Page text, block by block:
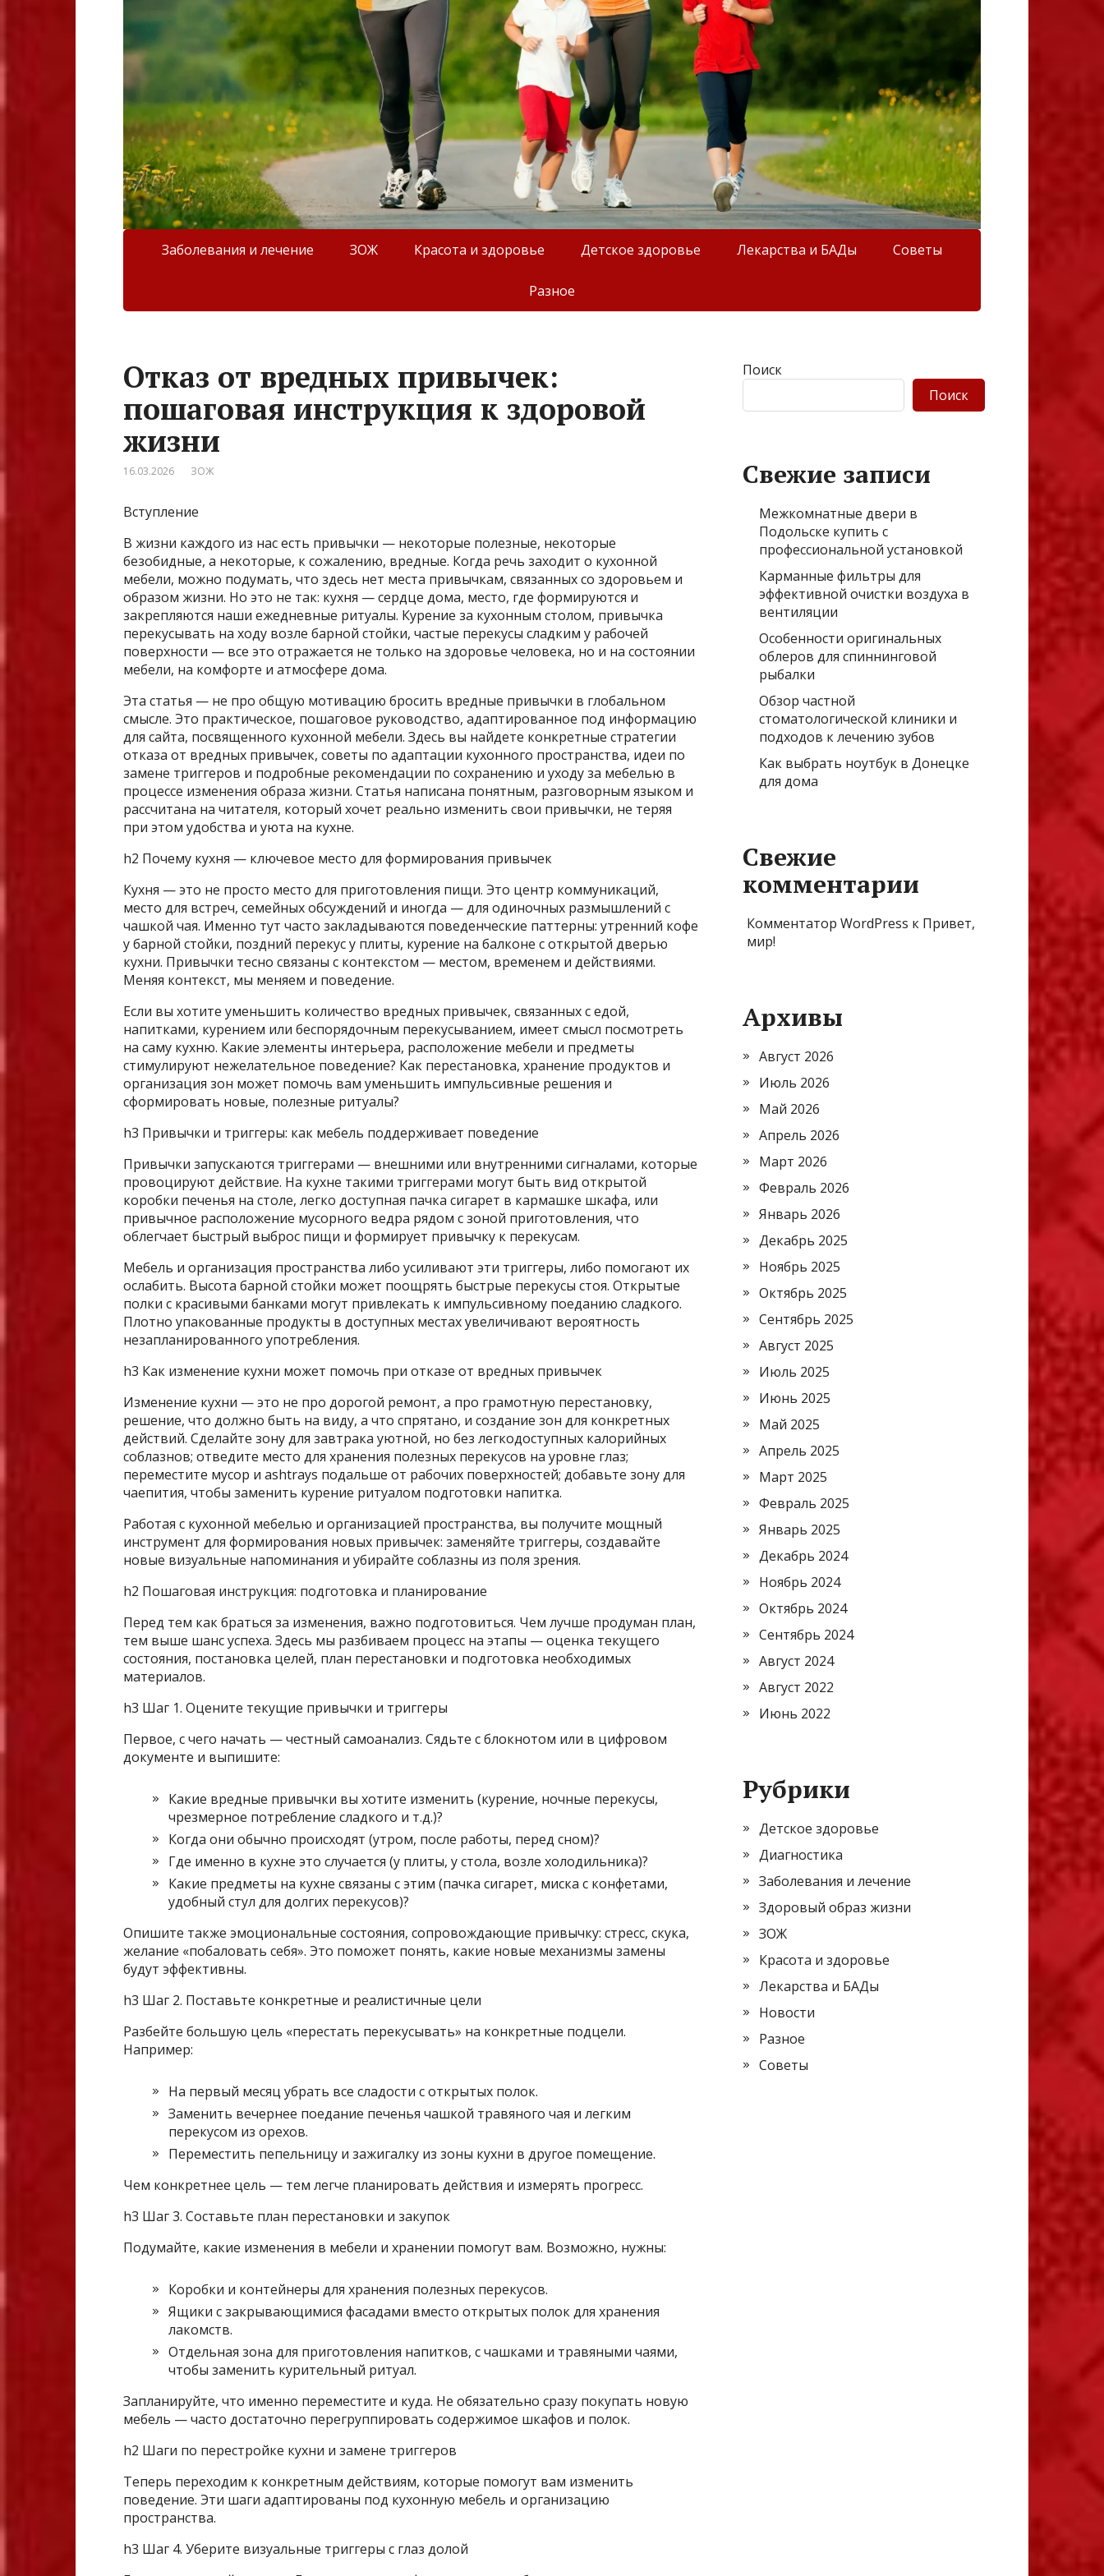
Заболевания и лечение ЗОЖ Красота и здоровье Детское здоровье Лекарства и БАДы Советы
Разное
Отказ от вредных привычек:
пошаговая инструкция к здоровой
жизни
16.03.2026 ЗОЖ
Вступление
В жизни каждого из нас есть привычки — некоторые полезные, некоторые
безобидные, а некоторые, к сожалению, вредные. Когда речь заходит о кухонной
мебели, можно подумать, что здесь нет места привычкам, связанных со здоровьем и
образом жизни. Но это не так: кухня — сердце дома, место, где формируются и
закрепляются наши ежедневные ритуалы. Курение за кухонным столом, привычка
перекусывать на ходу возле барной стойки, частые перекусы сладким у рабочей
поверхности — все это отражается не только на здоровье человека, но и на состоянии
мебели, на комфорте и атмосфере дома.
Эта статья — не про общую мотивацию бросить вредные привычки в глобальном
смысле. Это практическое, пошаговое руководство, адаптированное под информацию
для сайта, посвященного кухонной мебели. Здесь вы найдете конкретные стратегии
отказа от вредных привычек, советы по адаптации кухонного пространства, идеи по
замене триггеров и подробные рекомендации по сохранению и уходу за мебелью в
процессе изменения образа жизни. Статья написана понятным, разговорным языком и
рассчитана на читателя, который хочет реально изменить свои привычки, не теряя
при этом удобства и уюта на кухне.
h2 Почему кухня — ключевое место для формирования привычек
Кухня — это не просто место для приготовления пищи. Это центр коммуникаций,
место для встреч, семейных обсуждений и иногда — для одиночных размышлений с
чашкой чая. Именно тут часто закладываются поведенческие паттерны: утренний кофе
у барной стойки, поздний перекус у плиты, курение на балконе с открытой дверью
кухни. Привычки тесно связаны с контекстом — местом, временем и действиями.
Меняя контекст, мы меняем и поведение.
Если вы хотите уменьшить количество вредных привычек, связанных с едой,
напитками, курением или беспорядочным перекусыванием, имеет смысл посмотреть
на саму кухню. Какие элементы интерьера, расположение мебели и предметы
стимулируют нежелательное поведение? Как перестановка, хранение продуктов и
организация зон может помочь вам уменьшить импульсивные решения и
сформировать новые, полезные ритуалы?
h3 Привычки и триггеры: как мебель поддерживает поведение
Привычки запускаются триггерами — внешними или внутренними сигналами, которые
провоцируют действие. На кухне такими триггерами могут быть вид открытой
коробки печенья на столе, легко доступная пачка сигарет в кармашке шкафа, или
привычное расположение мусорного ведра рядом с зоной приготовления, что
облегчает быстрый выброс пищи и формирует привычку к перекусам.
Мебель и организация пространства либо усиливают эти триггеры, либо помогают их
ослабить. Высота барной стойки может поощрять быстрые перекусы стоя. Открытые
полки с красивыми банками могут привлекать к импульсивному поеданию сладкого.
Плотно упакованные продукты в доступных местах увеличивают вероятность
незапланированного употребления.
h3 Как изменение кухни может помочь при отказе от вредных привычек
Изменение кухни — это не про дорогой ремонт, а про грамотную перестановку,
решение, что должно быть на виду, а что спрятано, и создание зон для конкретных
действий. Сделайте зону для завтрака уютной, но без легкодоступных калорийных
соблазнов; отведите место для хранения полезных перекусов на уровне глаз;
переместите мусор и ashtrays подальше от рабочих поверхностей; добавьте зону для
чаепития, чтобы заменить курение ритуалом подготовки напитка.
Работая с кухонной мебелью и организацией пространства, вы получите мощный
инструмент для формирования новых привычек: заменяйте триггеры, создавайте
новые визуальные напоминания и убирайте соблазны из поля зрения.
h2 Пошаговая инструкция: подготовка и планирование
Перед тем как браться за изменения, важно подготовиться. Чем лучше продуман план,
тем выше шанс успеха. Здесь мы разбиваем процесс на этапы — оценка текущего
состояния, постановка целей, план перестановки и подготовка необходимых
материалов.
h3 Шаг 1. Оцените текущие привычки и триггеры
Первое, с чего начать — честный самоанализ. Сядьте с блокнотом или в цифровом
документе и выпишите:
Какие вредные привычки вы хотите изменить (курение, ночные перекусы,
чрезмерное потребление сладкого и т.д.)?
Когда они обычно происходят (утром, после работы, перед сном)?
Где именно в кухне это случается (у плиты, у стола, возле холодильника)?
Какие предметы на кухне связаны с этим (пачка сигарет, миска с конфетами,
удобный стул для долгих перекусов)?
Опишите также эмоциональные состояния, сопровождающие привычку: стресс, скука,
желание «побаловать себя». Это поможет понять, какие новые механизмы замены
будут эффективны.
h3 Шаг 2. Поставьте конкретные и реалистичные цели
Разбейте большую цель «перестать перекусывать» на конкретные подцели.
Например:
На первый месяц убрать все сладости с открытых полок.
Заменить вечернее поедание печенья чашкой травяного чая и легким
перекусом из орехов.
Переместить пепельницу и зажигалку из зоны кухни в другое помещение.
Чем конкретнее цель — тем легче планировать действия и измерять прогресс.
h3 Шаг 3. Составьте план перестановки и закупок
Подумайте, какие изменения в мебели и хранении помогут вам. Возможно, нужны:
Коробки и контейнеры для хранения полезных перекусов.
Ящики с закрывающимися фасадами вместо открытых полок для хранения
лакомств.
Отдельная зона для приготовления напитков, с чашками и травяными чаями,
чтобы заменить курительный ритуал.
Запланируйте, что именно переместите и куда. Не обязательно сразу покупать новую
мебель — часто достаточно перегруппировать содержимое шкафов и полок.
h2 Шаги по перестройке кухни и замене триггеров
Теперь переходим к конкретным действиям, которые помогут вам изменить
поведение. Эти шаги адаптированы под кухонную мебель и организацию
пространства.
h3 Шаг 4. Уберите визуальные триггеры с глаз долой
Поиск
Поиск
Свежие записи
Межкомнатные двери в
Подольске купить с
профессиональной установкой
Карманные фильтры для
эффективной очистки воздуха в
вентиляции
Особенности оригинальных
облеров для спиннинговой
рыбалки
Обзор частной
стоматологической клиники и
подходов к лечению зубов
Как выбрать ноутбук в Донецке
для дома
Свежие
комментарии
Комментатор WordPress к Привет,
мир!
Архивы
Август 2026
Июль 2026
Май 2026
Апрель 2026
Март 2026
Февраль 2026
Январь 2026
Декабрь 2025
Ноябрь 2025
Октябрь 2025
Сентябрь 2025
Август 2025
Июль 2025
Июнь 2025
Май 2025
Апрель 2025
Март 2025
Февраль 2025
Январь 2025
Декабрь 2024
Ноябрь 2024
Октябрь 2024
Сентябрь 2024
Август 2024
Август 2022
Июнь 2022
Рубрики
Детское здоровье
Диагностика
Заболевания и лечение
Здоровый образ жизни
ЗОЖ
Красота и здоровье
Лекарства и БАДы
Новости
Разное
Советы